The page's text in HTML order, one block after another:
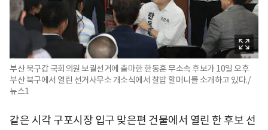
부산 북구갑 국회의원 보궐선거에 출마한 한동훈 무소속 후보가 10일 오후
부산 북구에서 열린 선거사무소 개소식에서 찰밥 할머니를 소개하고 있다./
뉴스1
같은 시각 구포시장 입구 맞은편 건물에서 열린 한 후보 선